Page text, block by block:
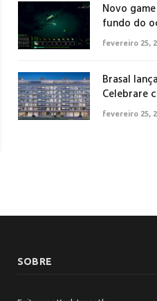
Novo
fundo do
fevereiro 25,
Brasal
Celebrare
fevereiro 25,
SOBRE